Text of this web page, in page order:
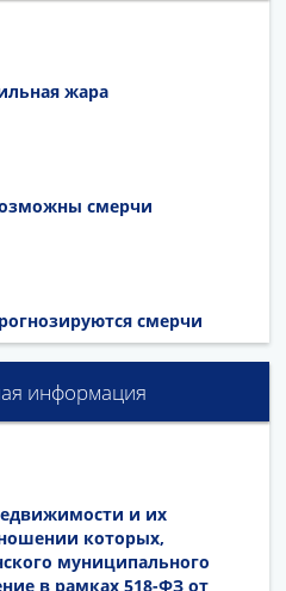
жара
смерчи
смерчи
информация
и их
которых,
муниципального
в рамках 518-ФЗ от